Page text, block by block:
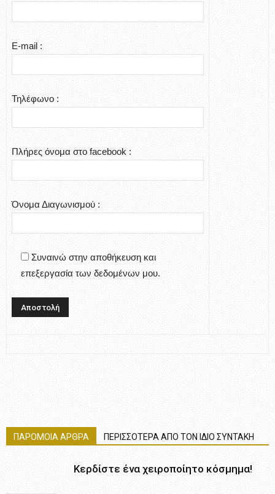
E-mail :
Τηλέφωνο :
Πλήρες όνομα στο facebook :
Όνομα Διαγωνισμού :
Συναινώ στην αποθήκευση και
επεξεργασία των δεδομένων μου.
ΠΑΡΟΜΟΙΑ ΑΡΘΡΑ ΠΕΡΙΣΣΟΤΕΡΑ ΑΠΟ ΤΟΝ ΙΔΙΟ ΣΥΝΤΑΚΗ
Κερδίστε ένα χειροποίητο κόσμημα!